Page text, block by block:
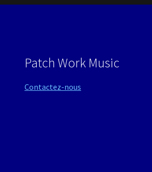
Patch Work Music
Contactez-nous